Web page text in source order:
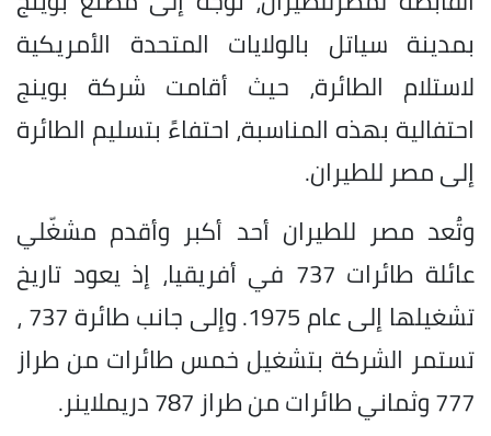
بمدينة سياتل بالولايات المتحدة الأمريكية
لاستلام الطائرة، حيث أقامت شركة بوينج
احتفالية بهذه المناسبة، احتفاءً بتسليم الطائرة
إلى مصر للطيران.
وتُعد مصر للطيران أحد أكبر وأقدم مشغّلي
عائلة طائرات 737 في أفريقيا، إذ يعود تاريخ
تشغيلها إلى عام 1975. وإلى جانب طائرة 737 ،
تستمر الشركة بتشغيل خمس طائرات من طراز
777 وثماني طائرات من طراز 787 دريملاينر.